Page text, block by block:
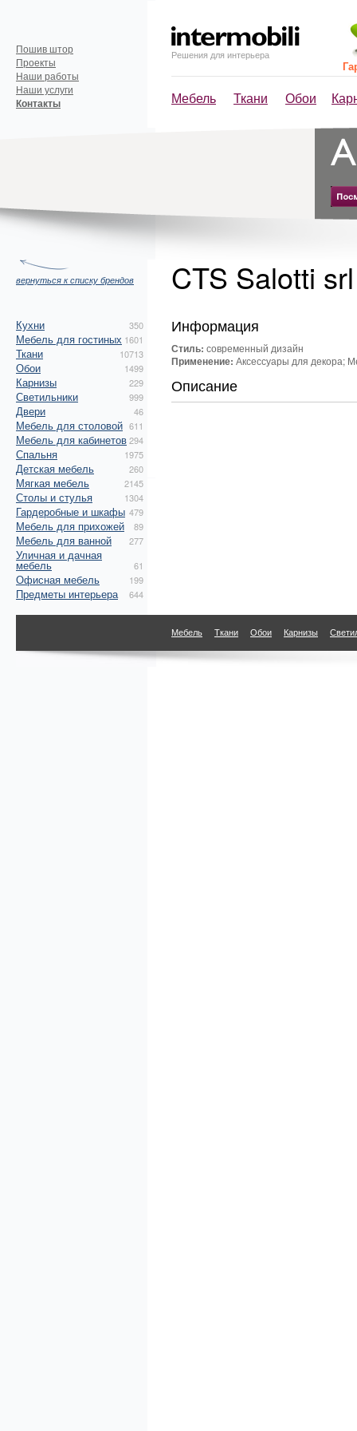
Решения для интерьера
Мебель Ткани Обои
Пошив штор
Проекты
Наши работы
Наши услуги
Контакты
вернуться к списку брендов
Кухни 350
Мебель для гостиных 1601
Ткани 10713
Обои 1499
Карнизы 229
Светильники 999
Двери 46
Мебель для столовой 611
Мебель для кабинетов294
Спальня 1975
Детская мебель 260
Мягкая мебель 2145
Столы и стулья 1304
Гардеробные и шкафы 479
Мебель для прихожей 89
Мебель для ванной 277
Уличная и дачная
мебель 61
Офисная мебель 199
Предметы интерьера 644
CTS Salotti
Информация
Стиль: современный дизайн
Применение: Аксессуары для декора;
Описание
Мебель Ткани Обои Карнизы